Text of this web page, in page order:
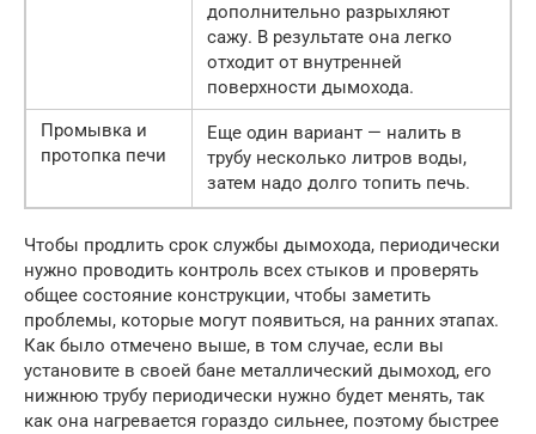
дополнительно разрыхляют
сажу. В результате она легко
отходит от внутренней
поверхности дымохода.
Промывка и
протопка печи
Еще один вариант — налить в
трубу несколько литров воды,
затем надо долго топить печь.
Чтобы продлить срок службы дымохода, периодически
нужно проводить контроль всех стыков и проверять
общее состояние конструкции, чтобы заметить
проблемы, которые могут появиться, на ранних этапах.
Как было отмечено выше, в том случае, если вы
установите в своей бане металлический дымоход, его
нижнюю трубу периодически нужно будет менять, так
как она нагревается гораздо сильнее, поэтому быстрее